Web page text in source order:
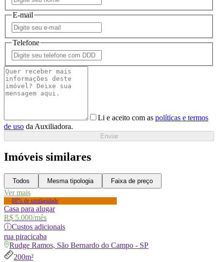
E-mail
Telefone
Li e aceito com as políticas e termos
de uso da Auxiliadora.
Enviar
Imóveis similares
Todos Mesma tipologia Faixa de preço
Ver mais
88% de similaridade
Casa para alugar
R$ 5.000/mês
ⓘCustos adicionais
rua piracicaba
Rudge Ramos, São Bernardo do Campo - SP
200m²